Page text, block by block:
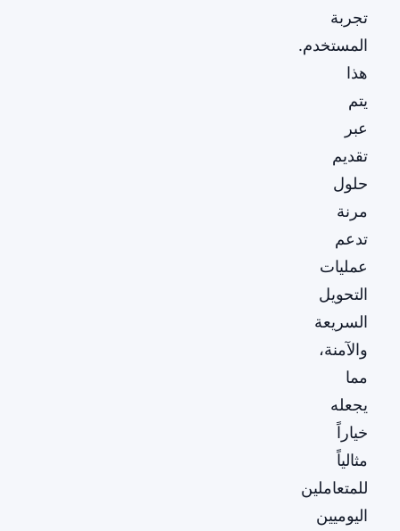
تجربة
المستخدم.
هذا
يتم
عبر
تقديم
حلول
مرنة
تدعم
عمليات
التحويل
السريعة
والآمنة،
مما
يجعله
خياراً
مثالياً
للمتعاملين
اليوميين